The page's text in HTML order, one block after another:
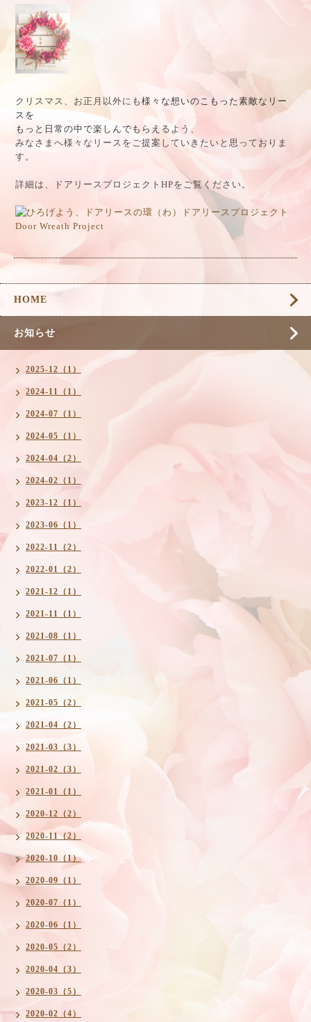
クリスマス、お正月以外にも 様々な想いのこもった素敵なリー
スを
もっと日常の中で楽しんでもらえ るよう、
みなさまへ様々なリースをご提案していきたいと思っておりま
す。
詳細は、ドアリースプロジェクトHPをご覧ください。
HOME
お知らせ
2025-12（1）
2024-11（1）
2024-07（1）
2024-05（1）
2024-04（2）
2024-02（1）
2023-12（1）
2023-06（1）
2022-11（2）
2022-01（2）
2021-12（1）
2021-11（1）
2021-08（1）
2021-07（1）
2021-06（1）
2021-05（2）
2021-04（2）
2021-03（3）
2021-02（3）
2021-01（1）
2020-12（2）
2020-11（2）
2020-10（1）
2020-09（1）
2020-07（1）
2020-06（1）
2020-05（2）
2020-04（3）
2020-03（5）
2020-02（4）